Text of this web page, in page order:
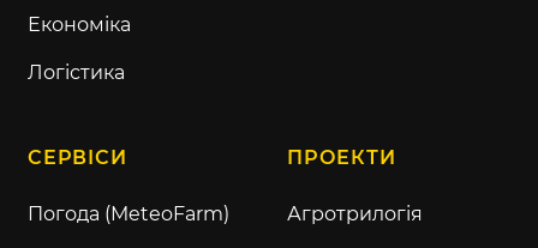
Економіка
Логістика
СЕРВІСИ
Погода (MeteoFarm)
ПРОЕКТИ
Агротрилогія